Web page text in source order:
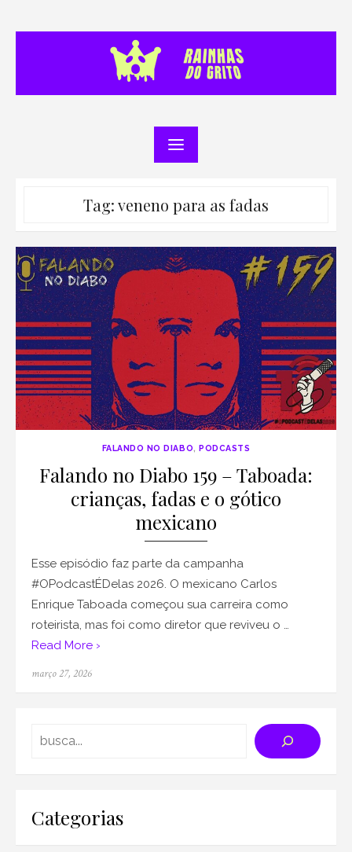
Tag:veneno para as fadas
FALANDO NO DIABO,PODCASTS
Falando no Diabo 159 – Taboada:
crianças, fadas e o gótico
mexicano
Esse episódio faz parte da campanha
#OPodcastÉDelas 2026. O mexicano Carlos
Enrique Taboada começou sua carreira como
roteirista, mas foi como diretor que reviveu o …
Read More ›
Posted
março 27, 2026
Categorias